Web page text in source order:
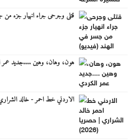
قتلى وجرحى جراء انهيار جزء من
هون، وهان، وهين ....جديد عمر
الاردني خط احمر - خالد الشراري